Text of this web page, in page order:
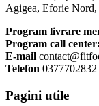
Agigea, Eforie Nord,
Program livrare
Program call center:
E-mail
Telefon 0377702832
Pagini utile